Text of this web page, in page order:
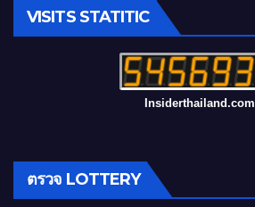
VISITS STATITIC
Insiderthailand.com
ตรวจ LOTTERY